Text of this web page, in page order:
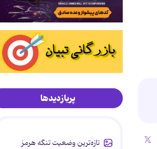
پربازدیدها
تازه‌ترین وضعیت تنگه هرمز